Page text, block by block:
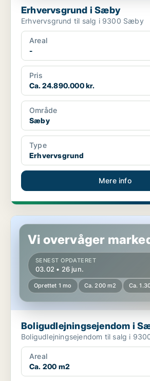
Erhvervsgrund i Sæby
Erhvervsgrund til salg i 9300 Sæby
Areal
-
Pris
Ca. 24.890.000 kr.
Område
Sæby
Type
Erhvervsgrund
Mere info
Boligudlejningsejendom i Sæby
Vi overvåger
SENEST OPDATERET
03.02 • 26 jun.
Oprettet 1 mo Ca. 200 m2 Ca.
Boligudlejningsejendom i
Boligudlejningsejendom til salg i
Areal
Ca. 200 m2